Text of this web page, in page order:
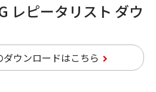
レピータリスト ダウ
ウンロードはこちら